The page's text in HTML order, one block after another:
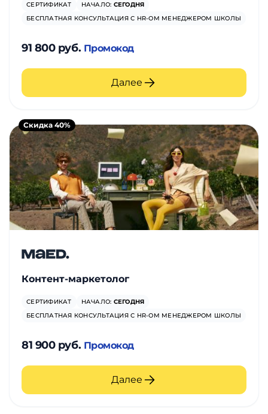
СЕРТИФИКАТ НАЧАЛО: СЕГОДНЯ
БЕСПЛАТНАЯ КОНСУЛЬТАЦИЯ С HR-ОМ МЕНЕДЖЕРОМ ШКОЛЫ
91 800 руб. Промокод
Далее
Контент-маркетолог
СЕРТИФИКАТ НАЧАЛО: СЕГОДНЯ
БЕСПЛАТНАЯ КОНСУЛЬТАЦИЯ С HR-ОМ МЕНЕДЖЕРОМ ШКОЛЫ
81 900 руб. Промокод
Далее
Скидка 40%